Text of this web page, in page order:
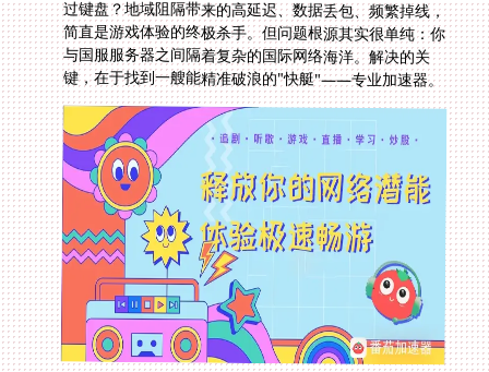
键，在于找到一艘能精准破浪的"快艇"——专业加速器。